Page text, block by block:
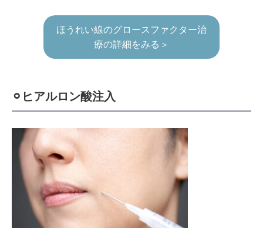
ほうれい線のグロースファクター治
療の詳細をみる＞
⚪︎ヒアルロン酸注入